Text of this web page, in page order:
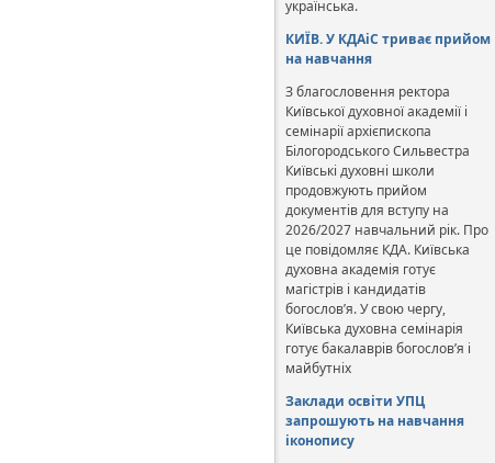
українська.
КИЇВ. У КДАіС триває прийом
на навчання
З благословення ректора
Київської духовної академії і
семінарії архієпископа
Білогородського Сильвестра
Київські духовні школи
продовжують прийом
документів для вступу на
2026/2027 навчальний рік. Про
це повідомляє КДА. Київська
духовна академія готує
магістрів і кандидатів
богослов’я. У свою чергу,
Київська духовна семінарія
готує бакалаврів богослов’я і
майбутніх
Заклади освіти УПЦ
запрошують на навчання
іконопису